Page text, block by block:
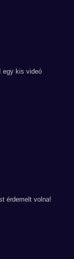
egy kis videó
érdemelt volna!